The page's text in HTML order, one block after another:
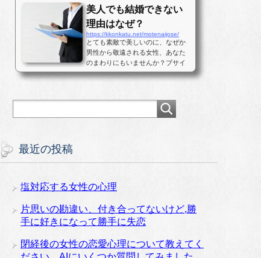
てきた写真です。最後まで結末を
読んで...
美人でも結婚できない
理由はなぜ？
https://kkonkatu.net/motenaijose/
とても素敵で美しいのに、なぜか
男性から敬遠される女性、あなた
のまわりにもいませんか？ブサイ
クな顔なのでモテない。男性に人
って来ない女性、あるいは付き合
っても直ぐに男性が逃げ出す女性
最近の投稿
塩対応する女性の心理
片思いの勘違い、付き合ってないけど,勝
手に好きになって勝手に失恋
閉経後の女性の恋愛心理について教えてく